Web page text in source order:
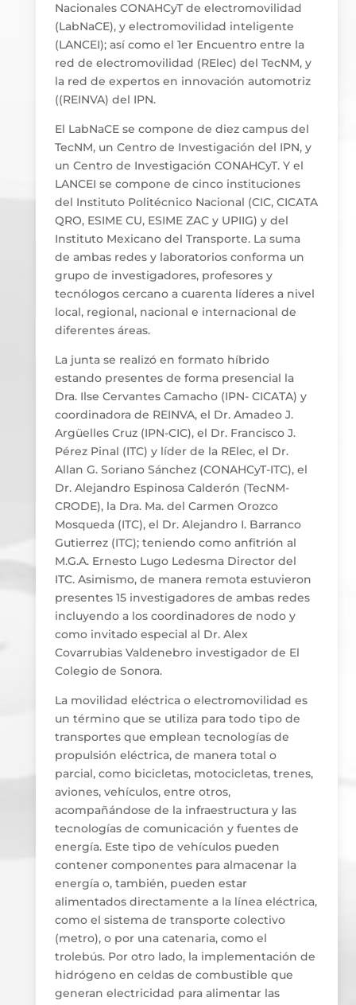
Nacionales CONAHCyT de electromovilidad
(LabNaCE), y electromovilidad inteligente
(LANCEI); así como el 1er Encuentro entre la
red de electromovilidad (RElec) del TecNM, y
la red de expertos en innovación automotriz
((REINVA) del IPN.
El LabNaCE se compone de diez campus del
TecNM, un Centro de Investigación del IPN, y
un Centro de Investigación CONAHCyT. Y el
LANCEI se compone de cinco instituciones
del Instituto Politécnico Nacional (CIC, CICATA
QRO, ESIME CU, ESIME ZAC y UPIIG) y del
Instituto Mexicano del Transporte. La suma
de ambas redes y laboratorios conforma un
grupo de investigadores, profesores y
tecnólogos cercano a cuarenta líderes a nivel
local, regional, nacional e internacional de
diferentes áreas.
La junta se realizó en formato híbrido
estando presentes de forma presencial la
Dra. Ilse Cervantes Camacho (IPN- CICATA) y
coordinadora de REINVA, el Dr. Amadeo J.
Argüelles Cruz (IPN-CIC), el Dr. Francisco J.
Pérez Pinal (ITC) y líder de la RElec, el Dr.
Allan G. Soriano Sánchez (CONAHCyT-ITC), el
Dr. Alejandro Espinosa Calderón (TecNM-
CRODE), la Dra. Ma. del Carmen Orozco
Mosqueda (ITC), el Dr. Alejandro I. Barranco
Gutierrez (ITC); teniendo como anfitrión al
M.G.A. Ernesto Lugo Ledesma Director del
ITC. Asimismo, de manera remota estuvieron
presentes 15 investigadores de ambas redes
incluyendo a los coordinadores de nodo y
como invitado especial al Dr. Alex
Covarrubias Valdenebro investigador de El
Colegio de Sonora.
La movilidad eléctrica o electromovilidad es
un término que se utiliza para todo tipo de
transportes que emplean tecnologías de
propulsión eléctrica, de manera total o
parcial, como bicicletas, motocicletas, trenes,
aviones, vehículos, entre otros,
acompañándose de la infraestructura y las
tecnologías de comunicación y fuentes de
energía. Este tipo de vehículos pueden
contener componentes para almacenar la
energía o, también, pueden estar
alimentados directamente a la línea eléctrica,
como el sistema de transporte colectivo
(metro), o por una catenaria, como el
trolebús. Por otro lado, la implementación de
hidrógeno en celdas de combustible que
generan electricidad para alimentar las